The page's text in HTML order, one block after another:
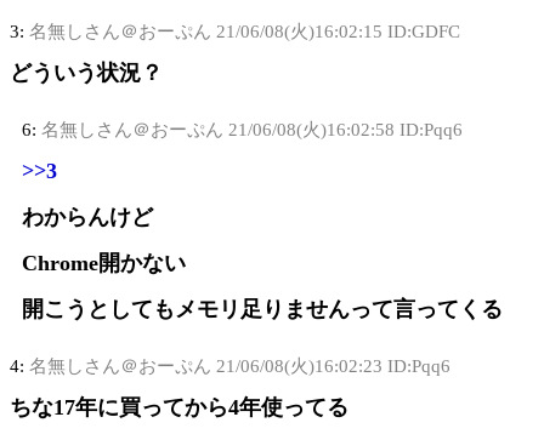
3: 名無しさん＠おーぷん 21/06/08(火)16:02:15 ID:GDFC
どういう状況？
6: 名無しさん＠おーぷん 21/06/08(火)16:02:58 ID:Pqq6
>>3
わからんけど
Chrome開かない
開こうとしてもメモリ足りませんって言ってくる
4: 名無しさん＠おーぷん 21/06/08(火)16:02:23 ID:Pqq6
ちな17年に買ってから4年使ってる